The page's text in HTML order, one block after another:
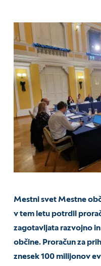
Mestni svet Mestne
v tem letu potrdil
zagotavljata razvojno
občine. Proračun za
znesek 100 milijonov